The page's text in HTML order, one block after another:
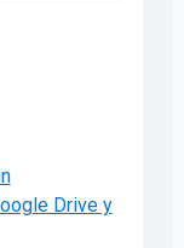
Drive y